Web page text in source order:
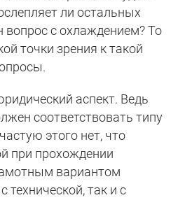
ли остальных
вопрос с охлаждением? То
точки зрения к такой
аспект. Ведь
соответствовать типу
этого нет, что
при прохождении
вариантом
технической, так и с